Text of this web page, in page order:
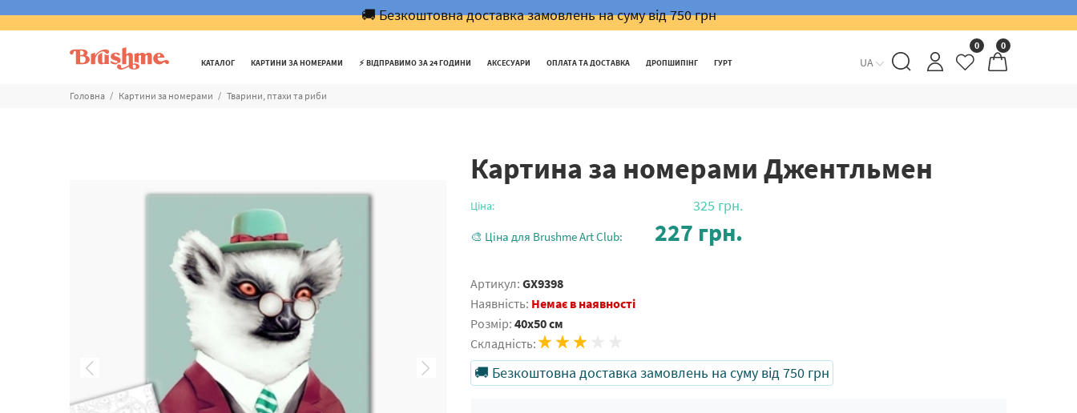
🚚 Безкоштовна доставка замовлень на суму від 750 грн
КАТАЛОГ КАРТИНИ ЗА НОМЕРАМИ ⚡️ ВІДПРАВИМО ЗА 24 ГОДИНИ АКСЕСУАРИ ОПЛАТА ТА ДОСТАВКА ДРОПШИПІНГ ГУРТ UA
0 0
Головна Картини за номерами Тварини, птахи та риби
Картина за номерами Джентльмен
Ціна: 325 грн.
🎨 Ціна для Brushme Art Club: 227 грн.
Артикул: GX9398
Наявність: Немає в наявності
Розмір: 40x50 см
Складність:
🚚 Безкоштовна доставка замовлень на суму від 750 грн